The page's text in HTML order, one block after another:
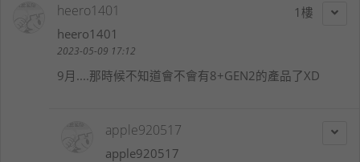
1
heero1401
heero1401
2023-05-09 17:12
9月....那時候不知道會不會有8+GEN2的產品了XD
apple920517
apple920517